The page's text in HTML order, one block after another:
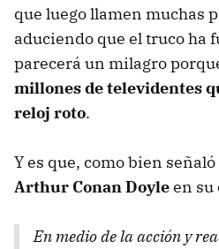
que luego llamen muchas
aduciendo que el truco ha
parecerá un milagro
millones de televidentes
reloj roto.
Y es que, como bien
Arthur Conan Doyleen
En medio de la acción y